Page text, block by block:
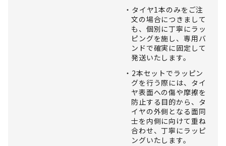
タイヤ1本のみをご注
文の場合につきまして
も、個別に丁寧にラッ
ピングを施し、専用バ
ンドで確実に固定して
発送いたします。
2本セットでラッピン
グを行う際には、タイ
ヤ表面への傷や摩擦を
防止する目的から、タ
イヤの外側となる面同
士を内側に向けて重ね
合わせ、丁寧にラッピ
ングいたします。